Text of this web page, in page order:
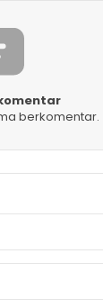
berkomentar.